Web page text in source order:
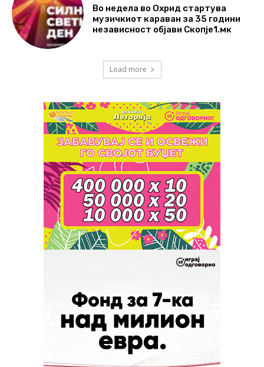
Во недела во Охрид стартува
музичкиот караван за 35 години
независност објави Скопје1.мк
Load more